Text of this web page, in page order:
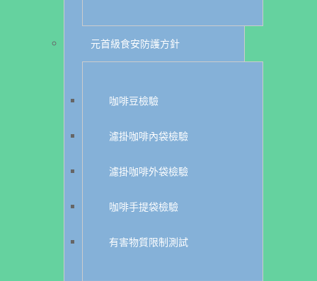
元首級食安防護方針
咖啡豆檢驗
濾掛咖啡內袋檢驗
濾掛咖啡外袋檢驗
咖啡手提袋檢驗
有害物質限制測試